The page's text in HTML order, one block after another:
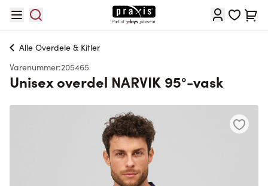
Cart
Alle Overdele & Kitler
Varenummer:205465
Unisex overdel NARVIK 95°-vask